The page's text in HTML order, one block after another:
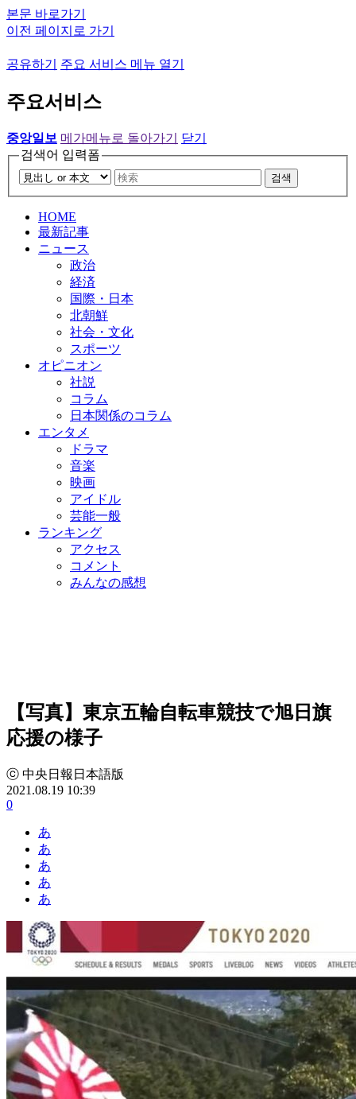
본문 바로가기
이전 페이지로 가기
공유하기 주요 서비스 메뉴 열기
주요서비스
중앙일보 메가메뉴로 돌아가기
닫기
검색어 입력폼
검색
HOME
最新記事
ニュース
政治
経済
国際・日本
北朝鮮
社会・文化
スポーツ
オピニオン
社説
コラム
日本関係のコラム
エンタメ
ドラマ
音楽
映画
アイドル
芸能一般
ランキング
アクセス
コメント
みんなの感想
【写真】東京五輪自転車競技で旭日旗
応援の様子
ⓒ 中央日報日本語版
2021.08.19 10:39
0
あ
あ
あ
あ
あ